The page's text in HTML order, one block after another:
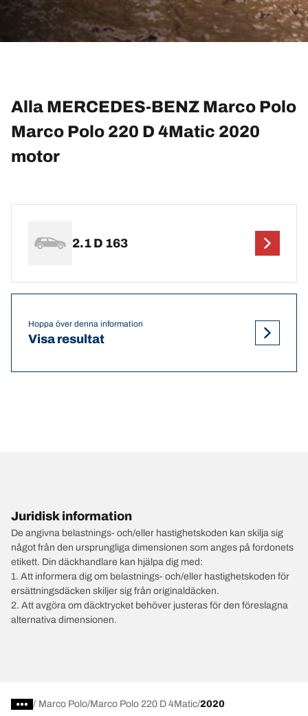
Alla MERCEDES-BENZ Marco Polo
Marco Polo 220 D 4Matic 2020
motor
2.1 D 163
Hoppa över denna information
Visa resultat
Juridisk information
De angivna belastnings- och/eller hastighetskoden kan skilja sig
något från den ursprungliga dimensionen som anges på fordonets
etikett. Din däckhandlare kan hjälpa dig med:
1. Att informera dig om belastnings- och/eller hastighetskoden för
ersättningsdäcken skiljer sig från originaldäcken.
2. Att avgöra om däcktrycket behöver justeras för den föreslagna
alternativa dimensionen.
/ Marco Polo Marco Polo 220 D 4Matic 2020